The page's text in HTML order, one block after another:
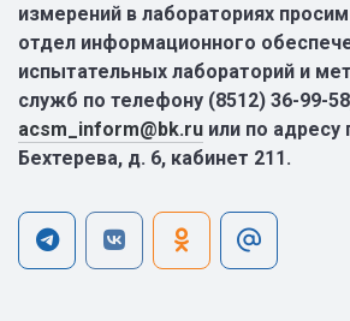
измерений в лабораториях
отдел информационного
испытательных лабораторий и
служб по телефону (8512) 36-99-
acsm_inform@bk.ru или по адресу
Бехтерева, д. 6, кабинет 211.